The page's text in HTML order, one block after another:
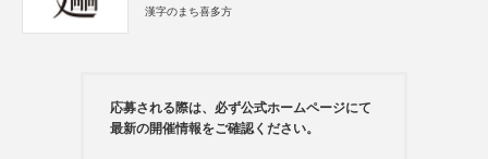
漢字のまち喜多方
応募される際は、必ず公式ホームページにて
最新の開催情報をご確認ください。